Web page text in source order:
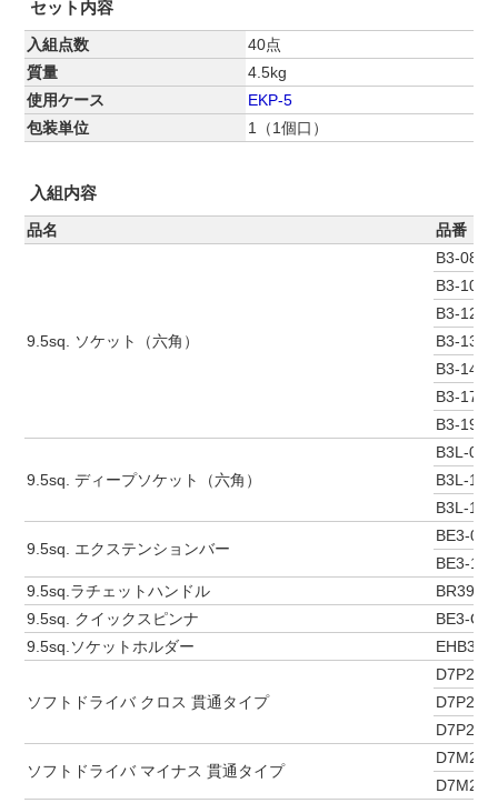
セット内容
入組点数
40点
質量
4.5kg
使用ケース
EKP-5
包装単位
1（1個口）
入組内容
品名 品番
9.5sq. ソケット（六角）
B3-08
B3-10
B3-12
B3-13
B3-14
B3-17
B3-19
9.5sq. ディープソケット（六角）
B3L-08
B3L-10
B3L-12
9.5sq. エクステンションバー
BE3-075
BE3-150
9.5sq.ラチェットハンドル
BR390
9.5sq. クイックスピンナ
BE3-Q
9.5sq.ソケットホルダー
EHB310
ソフトドライバ クロス 貫通タイプ
D7P2-1
D7P2-2
D7P2-3
ソフトドライバ マイナス 貫通タイプ
D7M2-5
D7M2-6